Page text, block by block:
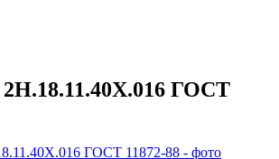
ГОСТ